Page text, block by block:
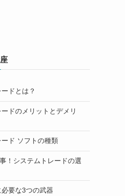
ドとは？
ドのメリットとデメリ
ド ソフトの種類
！システムトレードの選
要な3つの武器